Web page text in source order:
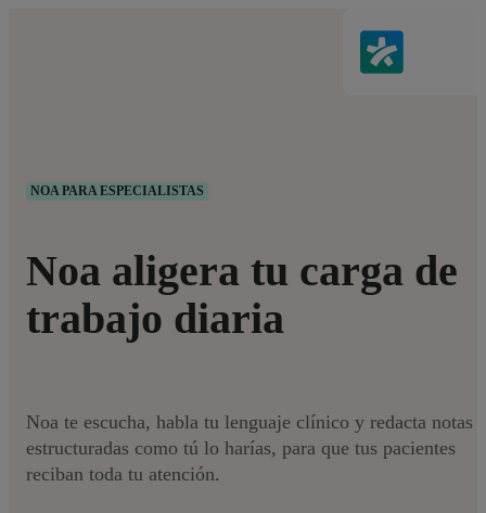
NOA PARA ESPECIALISTAS
Noa aligera tu carga de
trabajo diaria
Noa te escucha, habla tu lenguaje clínico y redacta notas
estructuradas como tú lo harías, para que tus pacientes
reciban toda tu atención.